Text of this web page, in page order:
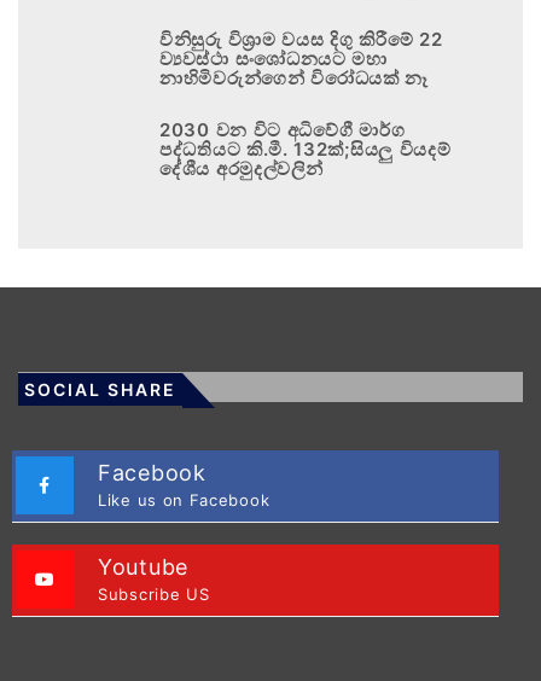
විනිසුරු විශ්‍රාම වයස දිගු කිරීමේ 22
ව්‍යවස්ථා සංශෝධනයට මහා
නාහිමිවරුන්ගෙන් විරෝධයක් නෑ
2030 වන විට අධිවේගී මාර්ග
පද්ධතියට කි.මී. 132ක්;සියලු වියදම්
දේශීය අරමුදල්වලින්
SOCIAL SHARE
Facebook
Like us on Facebook
Youtube
Subscribe US